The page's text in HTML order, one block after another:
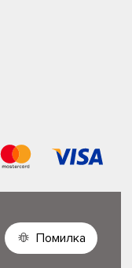
Помилка